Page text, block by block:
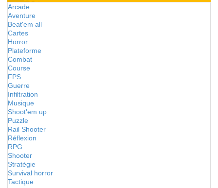
Arcade
Aventure
Beat'em all
Cartes
Horror
Plateforme
Combat
Course
FPS
Guerre
Infiltration
Musique
Shoot'em up
Puzzle
Rail Shooter
Réflexion
RPG
Shooter
Stratégie
Survival horror
Tactique